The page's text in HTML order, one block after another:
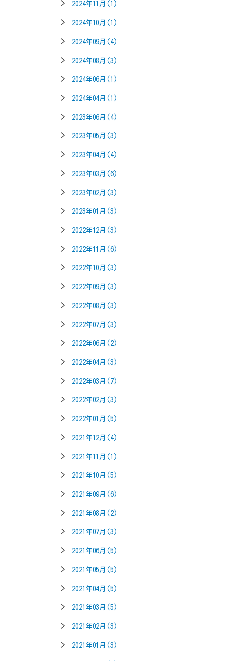
2024年11月(1)
2024年10月(1)
2024年09月(4)
2024年08月(3)
2024年06月(1)
2024年04月(1)
2023年06月(4)
2023年05月(3)
2023年04月(4)
2023年03月(6)
2023年02月(3)
2023年01月(3)
2022年12月(3)
2022年11月(6)
2022年10月(3)
2022年09月(3)
2022年08月(3)
2022年07月(3)
2022年06月(2)
2022年04月(3)
2022年03月(7)
2022年02月(3)
2022年01月(5)
2021年12月(4)
2021年11月(1)
2021年10月(5)
2021年09月(6)
2021年08月(2)
2021年07月(3)
2021年06月(5)
2021年05月(5)
2021年04月(5)
2021年03月(5)
2021年02月(3)
2021年01月(3)